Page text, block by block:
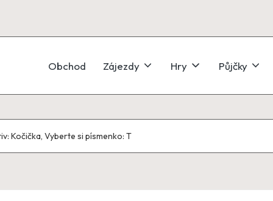
Obchod Zájezdy Hry Půjčky
Kočička, Vyberte si písmenko: T